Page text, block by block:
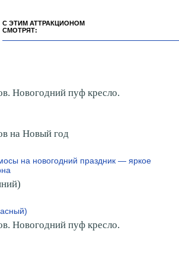
С ЭТИМ АТТРАКЦИОНОМ
СМОТРЯТ:
Новогодний пуф кресло.
на Новый год
Новогодний пуф кресло.